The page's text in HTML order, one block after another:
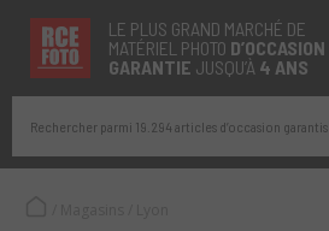
LE PLUS GRAND MARCHÉ DE
MATÉRIEL PHOTO D’OCCASION
GARANTIE JUSQU’À 4 ANS
Rechercher parmi 19.294 articles d’occasion garantis